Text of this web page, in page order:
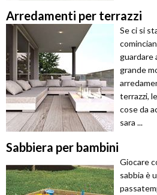
Arredamenti per terrazzi
Se ci si
guardare
grande
terrazzi,
cose da
sara ...
Sabbiera per bambini
Giocare
sabbia è